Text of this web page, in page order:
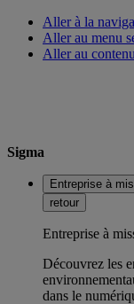
Aller à la
Aller au menu
Aller au contenu
Sigma
Entreprise à
retour
Entreprise à
Découvrez les
dans le